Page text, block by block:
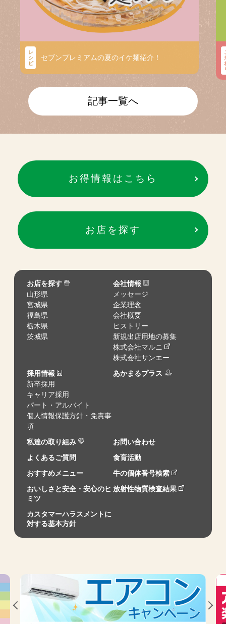
レ
シ
ピ
セブンプレミアムの夏のイケ麺紹介！
記事一覧へ
お得情報はこちら
お店を探す
お店を探す
山形県
宮城県
福島県
栃木県
茨城県
会社情報
メッセージ
企業理念
会社概要
ヒストリー
新規出店用地の募集
株式会社マルニ
株式会社サンエー
採用情報
新卒採用
キャリア採用
パート・アルバイト
個人情報保護方針・免責事
項
あかまるプラス
私達の取り組み
お問い合わせ
よくあるご質問
食育活動
おすすめメニュー
牛の個体番号検索
おいしさと安全・安心のヒ
ミツ
放射性物質検査結果
カスタマーハラスメントに
対する基本方針